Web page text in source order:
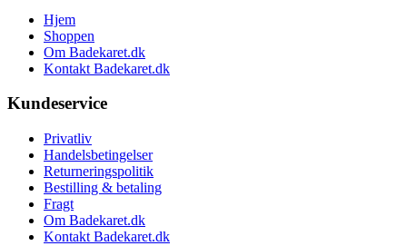
Hjem
Shoppen
Om Badekaret.dk
Kontakt Badekaret.dk
Kundeservice
Privatliv
Handelsbetingelser
Returneringspolitik
Bestilling & betaling
Fragt
Om Badekaret.dk
Kontakt Badekaret.dk